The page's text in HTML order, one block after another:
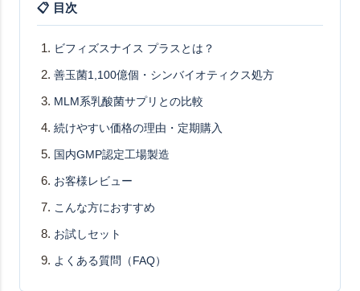
📋 目次
ビフィズスナイス プラスとは？
善玉菌1,100億個・シンバイオティクス処方
MLM系乳酸菌サプリとの比較
続けやすい価格の理由・定期購入
国内GMP認定工場製造
お客様レビュー
こんな方におすすめ
お試しセット
よくある質問（FAQ）